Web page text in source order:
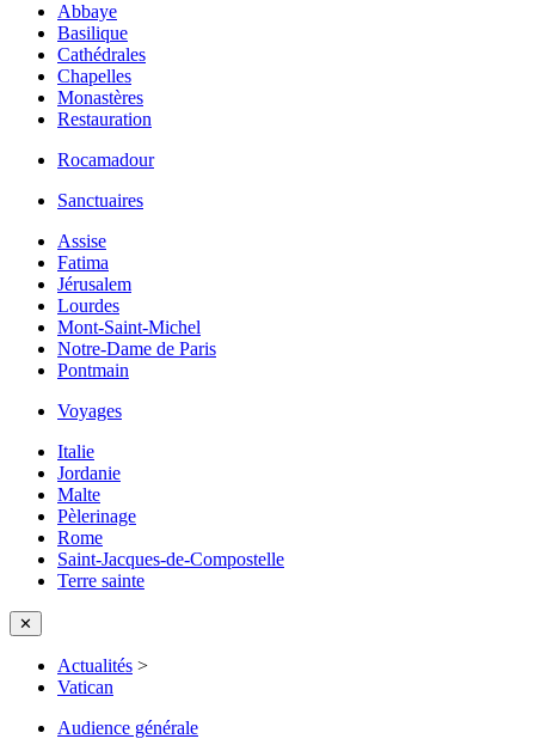
Abbaye
Basilique
Cathédrales
Chapelles
Monastères
Restauration
Rocamadour
Sanctuaires
Assise
Fatima
Jérusalem
Lourdes
Mont-Saint-Michel
Notre-Dame de Paris
Pontmain
Voyages
Italie
Jordanie
Malte
Pèlerinage
Rome
Saint-Jacques-de-Compostelle
Terre sainte
✕
Actualités >
Vatican
Audience générale